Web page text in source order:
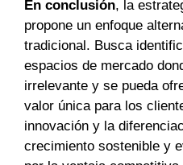
En conclusión, la
propone un enfoque
tradicional. Busca
espacios de mercado
irrelevante y se pueda
valor única para los
innovación y la
crecimiento sostenible y